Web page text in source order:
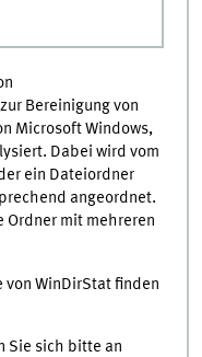
Bereinigung von
Microsoft Windows,
Dabei wird vom
ein Dateiordner
angeordnet.
Ordner mit mehreren
WinDirStat finden
Sie sich bitte an